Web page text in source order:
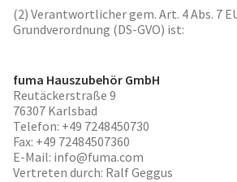
(2) Verantwortlicher gem. Art. 4 Abs. 7
Grundverordnung (DS-GVO) ist:
fuma Hauszubehör GmbH
Reutäckerstraße 9
76307 Karlsbad
Telefon: +49 7248450730
Fax: +49 72484507360
E-Mail: info@fuma.com
Vertreten durch: Ralf Geggus